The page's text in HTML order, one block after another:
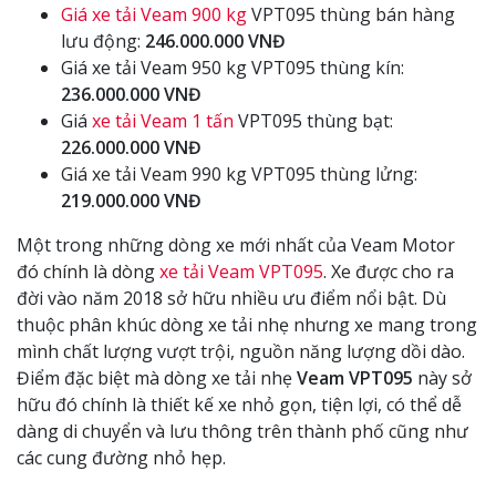
Giá xe tải Veam 900 kgVPT095 thùng bán hàng
lưu động: 246.000.000 VNĐ
Giá xe tải Veam 950 kg VPT095 thùng kín:
236.000.000 VNĐ
Giá xe tải Veam 1 tấn VPT095 thùng bạt:
226.000.000 VNĐ
Giá xe tải Veam 990 kg VPT095 thùng lửng:
219.000.000 VNĐ
Một trong những dòng xe mới nhất của Veam Motor
đó chính là dòngxe tải Veam VPT095. Xe được cho ra
đời vào năm 2018 sở hữu nhiều ưu điểm nổi bật. Dù
thuộc phân khúc dòng xe tải nhẹ nhưng xe mang trong
mình chất lượng vượt trội, nguồn năng lượng dồi dào.
Điểm đặc biệt mà dòng xe tải nhẹVeam VPT095 này sở
hữu đó chính là thiết kế xe nhỏ gọn, tiện lợi, có thể dễ
dàng di chuyển và lưu thông trên thành phố cũng như
các cung đường nhỏ hẹp.